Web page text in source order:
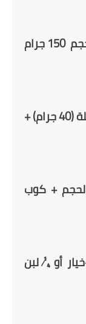
بطاطس متوسطة الحجم 150 جرام
+
+ كوب
¼ لبن